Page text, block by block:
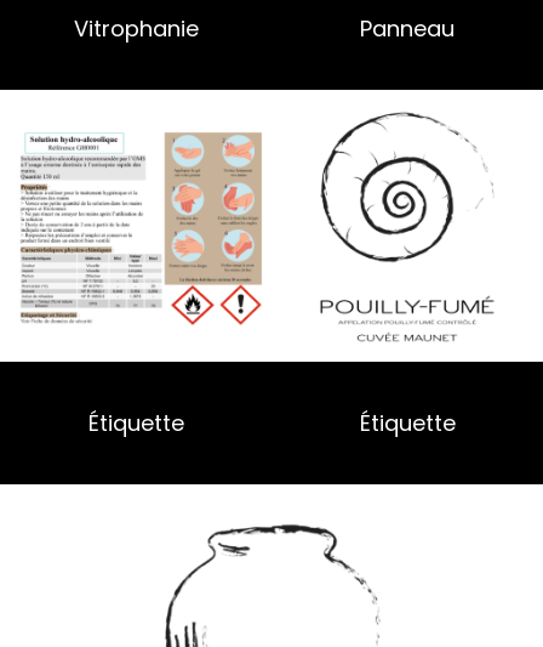
Vitrophanie Panneau
Étiquette Étiquette